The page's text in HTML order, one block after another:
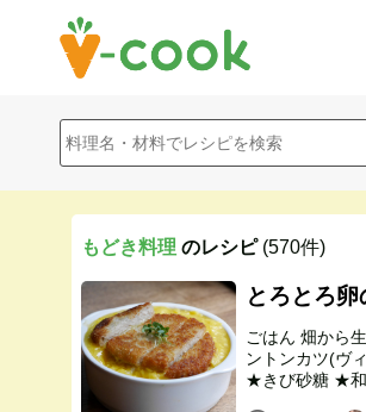
もどき料理 のレシピ(570件)
とろとろ
ごはん 畑から生まれたたまご（植物性スクランブルエッグ） ヴィーガ
ントンカツ(ヴィーガンデリ) 玉ねぎ